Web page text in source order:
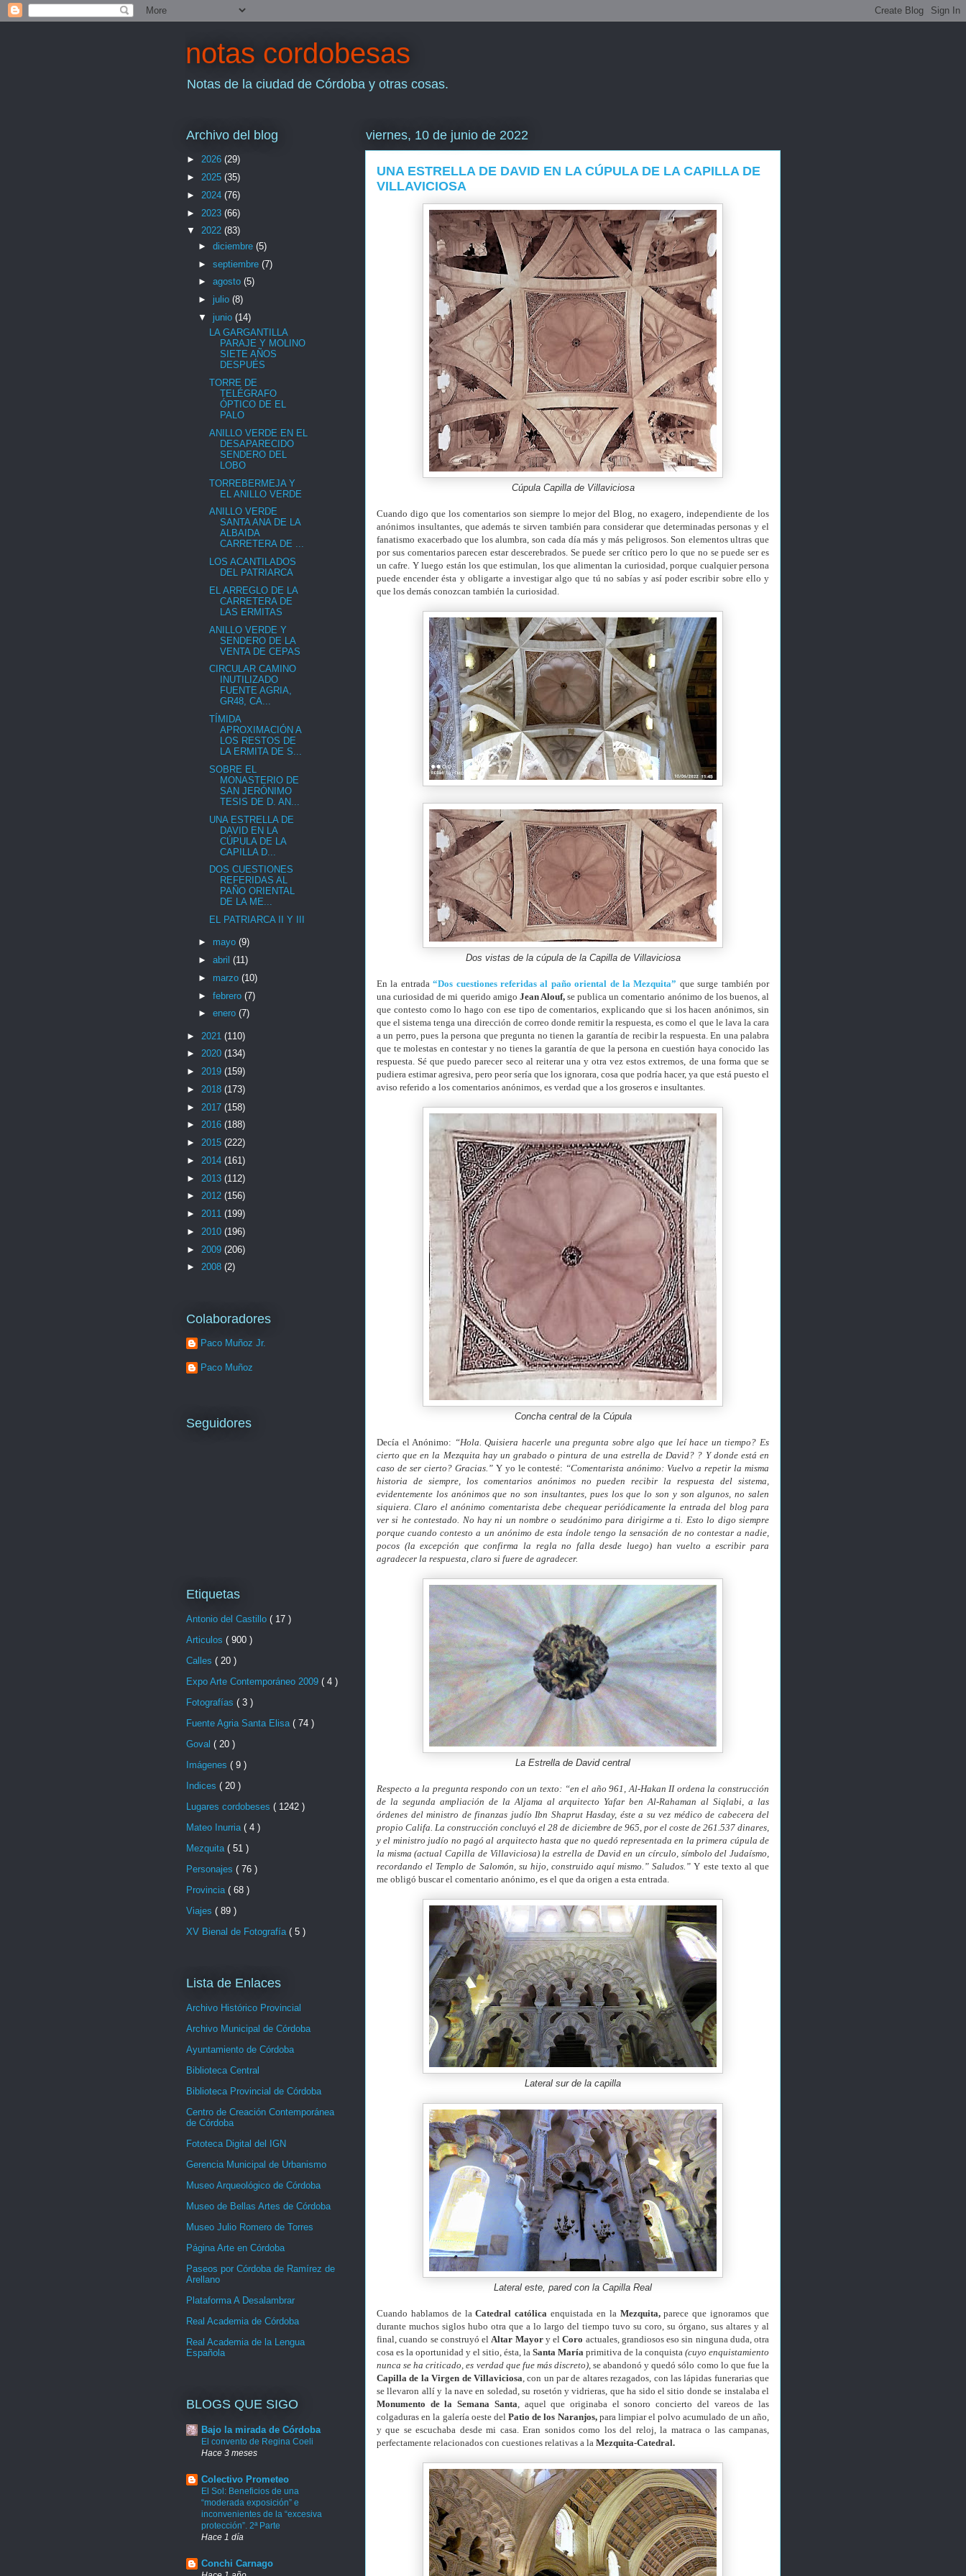
notas cordobesas
Notas de la ciudad de Córdoba y otras cosas.
viernes, 10 de junio de 2022
UNA ESTRELLA DE DAVID EN LA CÚPULA DE LA CAPILLA DE
VILLAVICIOSA
Cúpula Capilla de Villaviciosa
Cuando digo que los comentarios son siempre lo mejor del Blog, no exagero, independiente de los
anónimos insultantes, que además te sirven también para considerar que determinadas personas y el
fanatismo exacerbado que los alumbra, son cada día más y más peligrosos. Son elementos ultras que
por sus comentarios parecen estar descerebrados. Se puede ser crítico pero lo que no se puede ser es
un cafre. Y luego están los que estimulan, los que alimentan la curiosidad, porque cualquier persona
puede encender ésta y obligarte a investigar algo que tú no sabías y así poder escribir sobre ello y
que los demás conozcan también la curiosidad.
Dos vistas de la cúpula de la Capilla de Villaviciosa
En la entrada“Dos cuestiones referidas al paño oriental de la Mezquita” que surge también por
una curiosidad de mi querido amigo Jean Alouf,se publica un comentario anónimo de los buenos, al
que contesto como lo hago con ese tipo de comentarios, explicando que si los hacen anónimos, sin
que el sistema tenga una dirección de correo donde remitir la respuesta, es como el que le lava la cara
a un perro, pues la persona que pregunta no tienen la garantía de recibir la respuesta. En una palabra
que te molestas en contestar y no tienes la garantía de que la persona en cuestión haya conocido las
respuesta. Sé que puedo parecer seco al reiterar una y otra vez estos extremos, de una forma que se
pudiera estimar agresiva, pero peor sería que los ignorara, cosa que podría hacer, ya que está puesto el
aviso referido a los comentarios anónimos, es verdad que a los groseros e insultantes.
Concha central de la Cúpula
Decía el Anónimo: “Hola. Quisiera hacerle una pregunta sobre algo que leí hace un tiempo? Es
cierto que en la Mezquita hay un grabado o pintura de una estrella de David? ? Y donde está en
caso de ser cierto? Gracias.”Y yo le contesté: “Comentarista anónimo: Vuelvo a repetir la misma
historia de siempre, los comentarios anónimos no pueden recibir la respuesta del sistema,
evidentemente los anónimos que no son insultantes, pues los que lo son y son algunos, no salen
siquiera. Claro el anónimo comentarista debe chequear periódicamente la entrada del blog para
ver si he contestado. No hay ni un nombre o seudónimo para dirigirme a ti. Esto lo digo siempre
porque cuando contesto a un anónimo de esta índole tengo la sensación de no contestar a nadie,
pocos (la excepción que confirma la regla no falla desde luego) han vuelto a escribir para
agradecer la respuesta, claro si fuere de agradecer.
La Estrella de David central
Respecto a la pregunta respondo con un texto: “en el año 961, Al-Hakan II ordena la construcción
de la segunda ampliación de la Aljama al arquitecto Yafar ben Al-Rahaman al Siqlabi, a las
órdenes del ministro de finanzas judío Ibn Shaprut Hasday, éste a su vez médico de cabecera del
propio Califa. La construcción concluyó el 28 de diciembre de 965, por el coste de 261.537 dinares,
y el ministro judío no pagó al arquitecto hasta que no quedó representada en la primera cúpula de
la misma (actual Capilla de Villaviciosa) la estrella de David en un círculo, símbolo del Judaísmo,
recordando el Templo de Salomón, su hijo, construido aquí mismo.” Saludos.”Y este texto al que
me obligó buscar el comentario anónimo, es el que da origen a esta entrada.
Lateral sur de la capilla
Lateral este, pared con la Capilla Real
Cuando hablamos de laCatedral católica enquistada en la Mezquita,parece que ignoramos que
durante muchos siglos hubo otra que a lo largo del tiempo tuvo su coro, su órgano, sus altares y al
final, cuando se construyó elAltar Mayory elCoro actuales, grandiosos eso sin ninguna duda, otra
cosa es la oportunidad y el sitio, ésta, la Santa María primitiva de la conquista (cuyo enquistamiento
nunca se ha criticado, es verdad que fue más discreto), se abandonó y quedó sólo como lo que fue la
Capilla de la Virgen de Villaviciosa, con un par de altares rezagados, con las lápidas funerarias que
se llevaron allí y la nave en soledad, su rosetón y vidrieras, que ha sido el sitio donde se instalaba el
Monumento de la Semana Santa, aquel que originaba el sonoro concierto del vareos de las
colgaduras en la galería oeste delPatio de los Naranjos,para limpiar el polvo acumulado de un año,
y que se escuchaba desde mi casa. Eran sonidos como los del reloj, la matraca o las campanas,
perfectamente relacionados con cuestiones relativas a la Mezquita-Catedral.
Archivo del blog
► 2026 (29)
► 2025 (35)
► 2024 (76)
► 2023 (66)
▼ 2022 (83)
► diciembre (5)
► septiembre (7)
► agosto (5)
► julio (8)
▼ junio (14)
LA GARGANTILLA
PARAJE Y MOLINO
SIETE AÑOS
DESPUÉS
TORRE DE
TELÉGRAFO
ÓPTICO DE EL
PALO
ANILLO VERDE EN EL
DESAPARECIDO
SENDERO DEL
LOBO
TORREBERMEJA Y
EL ANILLO VERDE
ANILLO VERDE
SANTA ANA DE LA
ALBAIDA
CARRETERA DE ...
LOS ACANTILADOS
DEL PATRIARCA
EL ARREGLO DE LA
CARRETERA DE
LAS ERMITAS
ANILLO VERDE Y
SENDERO DE LA
VENTA DE CEPAS
CIRCULAR CAMINO
INUTILIZADO
FUENTE AGRIA,
GR48, CA...
TÍMIDA
APROXIMACIÓN A
LOS RESTOS DE
LA ERMITA DE S...
SOBRE EL
MONASTERIO DE
SAN JERÓNIMO
TESIS DE D. AN...
UNA ESTRELLA DE
DAVID EN LA
CÚPULA DE LA
CAPILLA D...
DOS CUESTIONES
REFERIDAS AL
PAÑO ORIENTAL
DE LA ME...
EL PATRIARCA II Y III
► mayo (9)
► abril (11)
► marzo (10)
► febrero (7)
► enero (7)
► 2021 (110)
► 2020 (134)
► 2019 (159)
► 2018 (173)
► 2017 (158)
► 2016 (188)
► 2015 (222)
► 2014 (161)
► 2013 (112)
► 2012 (156)
► 2011 (199)
► 2010 (196)
► 2009 (206)
► 2008 (2)
Colaboradores
Paco Muñoz Jr.
Paco Muñoz
Seguidores
Etiquetas
Antonio del Castillo ( 17 )
Articulos ( 900 )
Calles ( 20 )
Expo Arte Contemporáneo 2009 ( 4 )
Fotografías ( 3 )
Fuente Agria Santa Elisa ( 74 )
Goval ( 20 )
Imágenes ( 9 )
Indices ( 20 )
Lugares cordobeses ( 1242 )
Mateo Inurria ( 4 )
Mezquita ( 51 )
Personajes ( 76 )
Provincia ( 68 )
Viajes ( 89 )
XV Bienal de Fotografía ( 5 )
Lista de Enlaces
Archivo Histórico Provincial
Archivo Municipal de Córdoba
Ayuntamiento de Córdoba
Biblioteca Central
Biblioteca Provincial de Córdoba
Centro de Creación Contemporánea
de Córdoba
Fototeca Digital del IGN
Gerencia Municipal de Urbanismo
Museo Arqueológico de Córdoba
Museo de Bellas Artes de Córdoba
Museo Julio Romero de Torres
Página Arte en Córdoba
Paseos por Córdoba de Ramírez de
Arellano
Plataforma A Desalambrar
Real Academia de Córdoba
Real Academia de la Lengua
Española
BLOGS QUE SIGO
Bajo la mirada de Córdoba
El convento de Regina Coeli
Hace 3 meses
Colectivo Prometeo
El Sol: Beneficios de una
“moderada exposición” e
inconvenientes de la “excesiva
protección”. 2ª Parte
Hace 1 día
Conchi Carnago